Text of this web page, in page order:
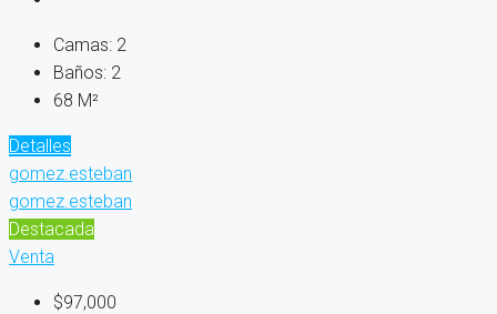
Camas: 2
Baños: 2
68 M²
Detalles
gomez.esteban
gomez.esteban
Destacada
Venta
$97,000